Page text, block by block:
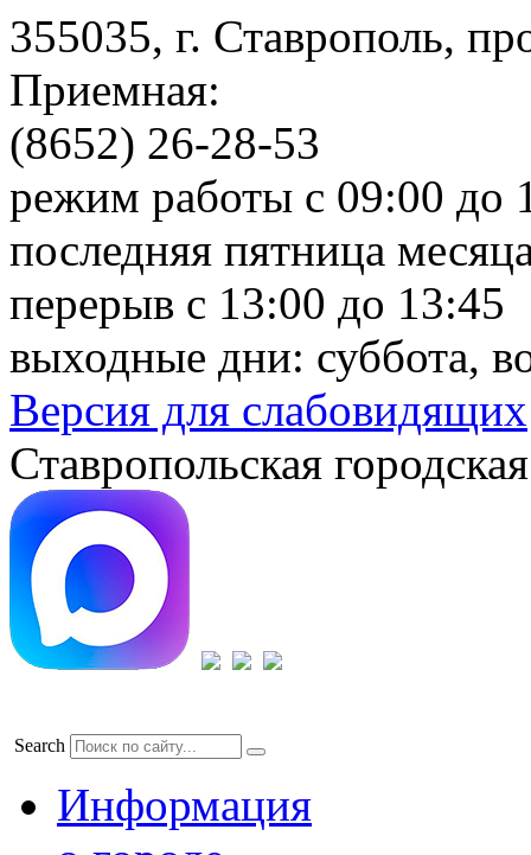
355035, г. Ставрополь,
Приемная:
(8652) 26-28-53
режим работы с 09:00 до
последняя пятница
перерыв с 13:00 до 13:45
выходные дни: суббота,
Версия для слабовидящих
Ставропольская
Search
Информация